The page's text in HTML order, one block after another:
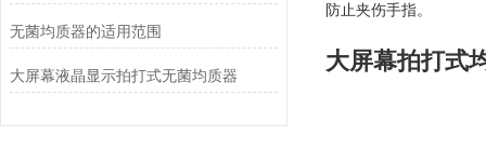
无菌均质器的适用范围
大屏幕液晶显示拍打式无菌均质器
防止夹伤手指。
大屏幕拍打式